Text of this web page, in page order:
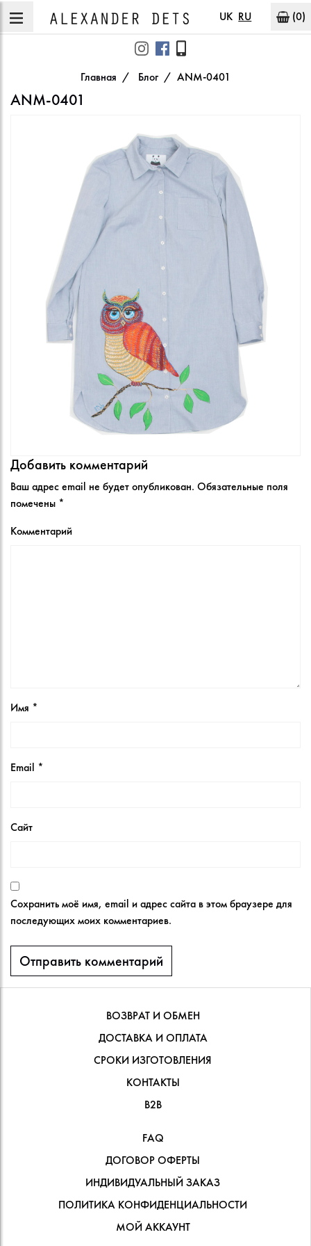
UK RU (0)
Главная Блог ANM-0401
ANM-0401
Добавить комментарий
Ваш адрес email не будет опубликован. Обязательные поля
помечены *
Комментарий
Имя *
Email *
Сайт
Сохранить моё имя, email и адрес сайта в этом браузере для
последующих моих комментариев.
ВОЗВРАТ И ОБМЕН
ДОСТАВКА И ОПЛАТА
СРОКИ ИЗГОТОВЛЕНИЯ
КОНТАКТЫ
В2В
FAQ
ДОГОВОР ОФЕРТЫ
ИНДИВИДУАЛЬНЫЙ ЗАКАЗ
ПОЛИТИКА КОНФИДЕНЦИАЛЬНОСТИ
МОЙ АККАУНТ